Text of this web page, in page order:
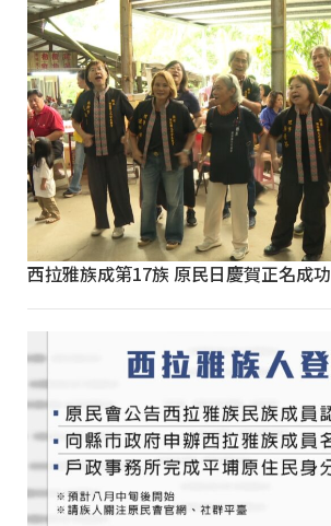
西拉雅族成第17族 原民日慶賀正名成功